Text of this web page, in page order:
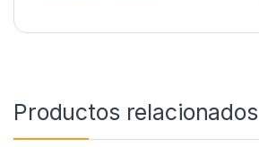
Productos relacionados